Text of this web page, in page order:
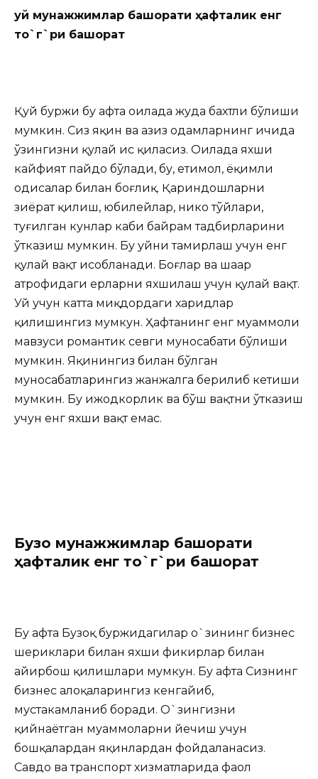
Қуй мунажжимлар башорати ҳафталик енг
то`г`ри башорат
Қуй буржи бу ҳафта оилада жуда бахтли бўлиши
мумкин. Сиз яқин ва азиз одамларнинг ичида
ўзингизни қулай ҳис қиласиз. Оилада яхши
кайфият пайдо бўлади, бу, еҳтимол, ёқимли
ҳодисалар билан боғлиқ. Қариндошларни
зиёрат қилиш, юбилейлар, никоҳ тўйлари,
туғилган кунлар каби байрам тадбирларини
ўтказиш мумкин. Бу уйни тамирлаш учун енг
қулай вақт ҳисобланади. Боғлар ва шаҳар
атрофидаги ерларни яхшилаш учун қулай вақт.
Уй учун катта миқдордаги харидлар
қилишингиз мумкун. Ҳафтанинг енг муаммоли
мавзуси романтик севги муносабати бўлиши
мумкин. Яқинингиз билан бўлган
муносабатларингиз жанжалга берилиб кетиши
мумкин. Бу ижодкорлик ва бўш вақтни ўтказиш
учун енг яхши вақт емас.
Бузо қ мунажжимлар башорати
ҳафталик енг то`г`ри башорат
Бу ҳафта Бузоқ буржидагилар о`зининг бизнес
шериклари билан яхши фикирлар билан
айирбош қилишлари мумкун. Бу ҳафта Сизнинг
бизнес алоқаларингиз кенгайиб,
мустаҳкамланиб боради. О`зингизни
қийнаётган муаммоларни йечиш учун
бошқалардан яқинлардан фойдаланасиз.
Савдо ва транспорт хизматларида фаол